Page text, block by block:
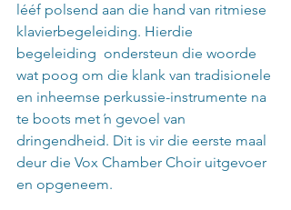
lééf polsend aan die hand van ritmiese
klavierbegeleiding. Hierdie
begeleiding  ondersteun die woorde
wat poog om die klank van tradisionele
en inheemse perkussie-instrumente na
te boots met ŉ gevoel van
dringendheid. Dit is vir die eerste maal
deur die Vox Chamber Choir uitgevoer
en opgeneem.